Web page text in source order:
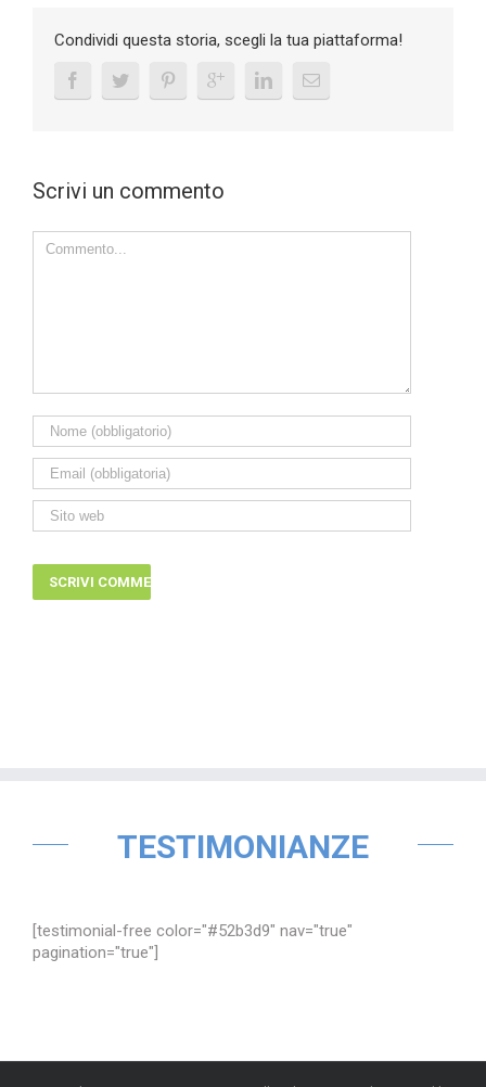
Condividi questa storia, scegli la tua piattaforma!
Scrivi un commento
TESTIMONIANZE
[testimonial-free color="#52b3d9" nav="true"
pagination="true"]